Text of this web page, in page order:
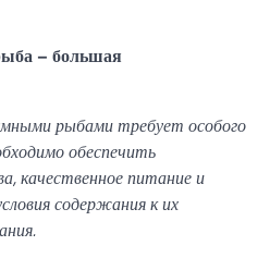
– большая
рыбами требует особого
обеспечить
качественное питание и
содержания к их